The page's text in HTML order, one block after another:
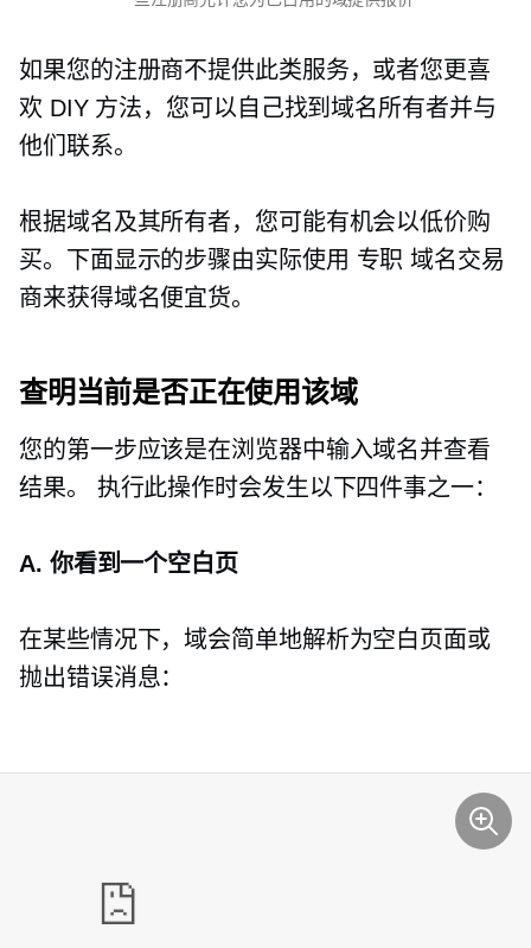
如果您的注册商不提供此类服务，或者您更喜
欢 DIY 方法，您可以自己找到域名所有者并与
他们联系。
根据域名及其所有者，您可能有机会以低价购
买。下面显示的步骤由实际使用 专职 域名交易
商来获得域名便宜货。
查明当前是否正在使用该域
您的第一步应该是在浏览器中输入域名并查看
结果。 执行此操作时会发生以下四件事之一：
A. 你看到一个空白页
在某些情况下，域会简单地解析为空白页面或
抛出错误消息：